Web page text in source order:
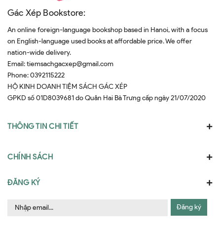
Gác Xép Bookstore:
An online foreign-language bookshop based in Hanoi, with a focus
on English-language used books at affordable price. We offer
nation-wide delivery.
Email:tiemsachgacxep@gmail.com
Phone:0392115222
HỘ KINH DOANH TIỆM SÁCH GÁC XÉP
GPKD số 01D8039681 do Quân Hai Bà Trưng cấp ngày 21/07/2020
THÔNG TIN CHI TIẾT
CHÍNH SÁCH
ĐĂNG KÝ
Đăng ký